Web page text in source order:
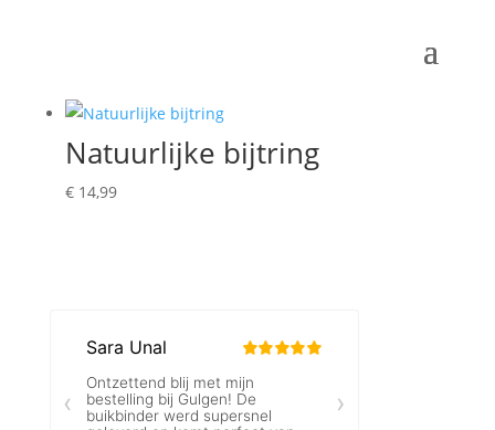
Natuurlijke bijtring
€14,99